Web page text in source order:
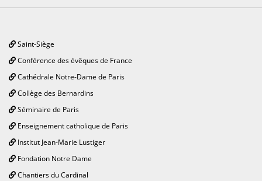
Saint-Siège
Conférence des évêques de France
Cathédrale Notre-Dame de Paris
Collège des Bernardins
Séminaire de Paris
Enseignement catholique de Paris
Institut Jean-Marie Lustiger
Fondation Notre Dame
Chantiers du Cardinal